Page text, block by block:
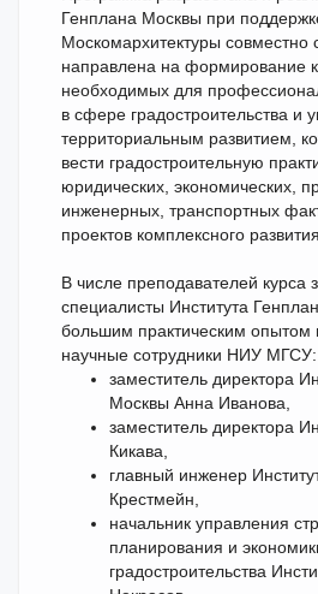
Генплана Москвы при
Москомархитектуры
направлена на формирование
необходимых для
в сфере градостроительства и
территориальным развитием,
вести градостроительную
юридических, экономических,
инженерных, транспортных
проектов комплексного
В числе преподавателей курса
специалисты Института
большим практическим опытом
научные сотрудники НИУ МГСУ:
заместитель директора
Москвы Анна Иванова,
заместитель директора
Кикава,
главный инженер
Крестмейн,
начальник управления
планирования и
градостроительства